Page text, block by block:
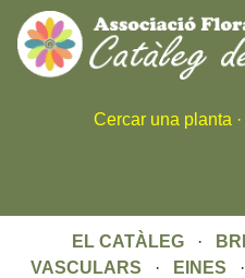
Cercar una planta ·
EL CATÀLEG·
VASCULARS · EINES